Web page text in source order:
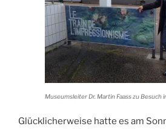
Museumsleiter Dr. Martin Faass zu Besuch
Glücklicherweise hatte es am